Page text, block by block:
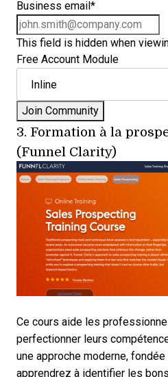
Business email *
This field is hidden when
Free Account Module
3. Formation à la
(Funnel Clarity)
Ce cours aide les
perfectionner leurs
une approche moderne,
apprendrez à identifier les